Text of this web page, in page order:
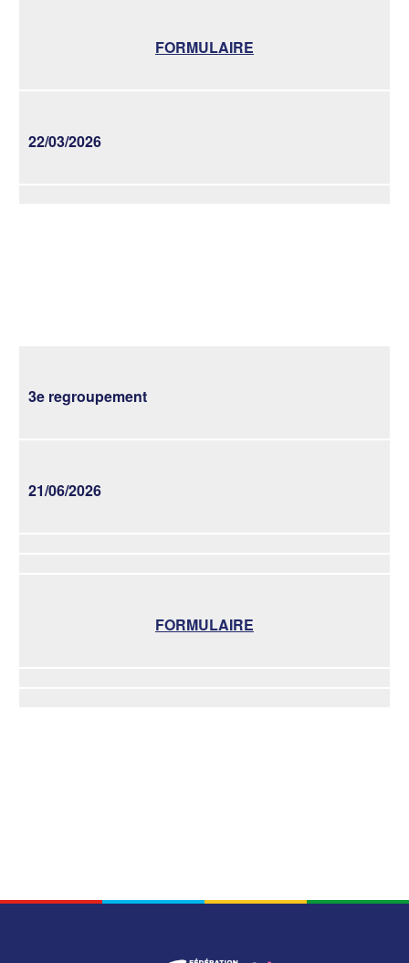
FORMULAIRE
22/03/2026
3e regroupement
21/06/2026
FORMULAIRE